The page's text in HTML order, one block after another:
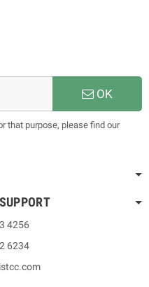
OK
that purpose, please find our
4256
6234